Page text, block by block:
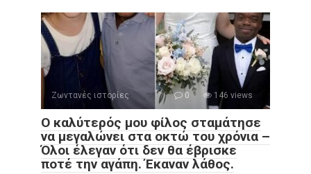
Ζωντανές ιστορίες 0 146 views
Ο καλύτερός μου φίλος σταμάτησε
να μεγαλώνει στα οκτώ του χρόνια –
Όλοι έλεγαν ότι δεν θα έβρισκε
ποτέ την αγάπη. Έκαναν λάθος.